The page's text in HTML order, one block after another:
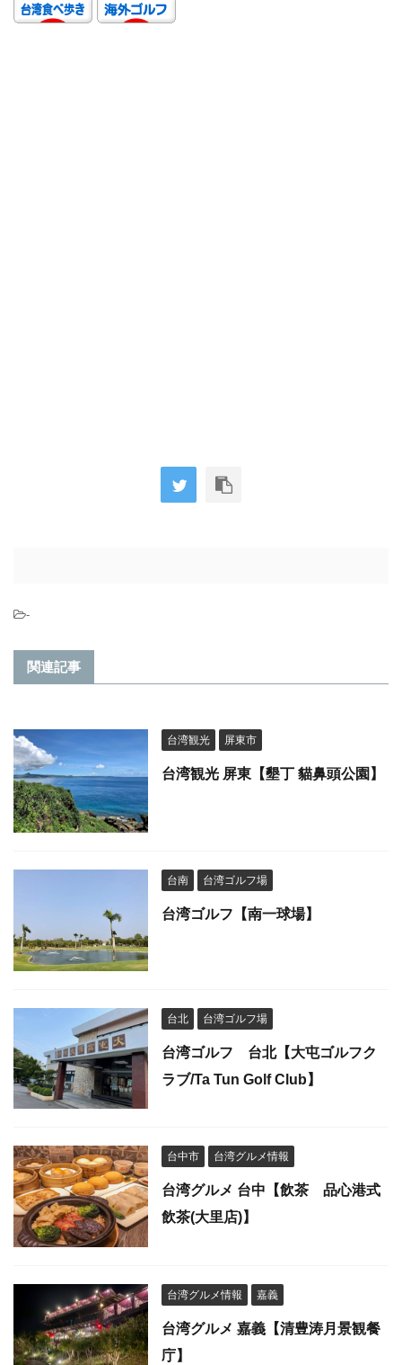
-
関連記事
台湾観光 屏東市
台湾観光 屏東【墾丁 貓鼻頭公園】
台南 台湾ゴルフ場
台湾ゴルフ【南一球場】
台北 台湾ゴルフ場
台湾ゴルフ 台北【大屯ゴルフク
ラブ/Ta Tun Golf Club】
台中市 台湾グルメ情報
台湾グルメ 台中【飲茶 品心港式
飲茶(大里店)】
台湾グルメ情報 嘉義
台湾グルメ 嘉義【清豊涛月景観餐
庁】